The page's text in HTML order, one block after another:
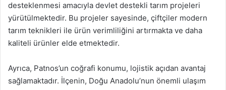
desteklenmesi amacıyla devlet destekli tarım projeleri
yürütülmektedir. Bu projeler sayesinde, çiftçiler modern
tarım teknikleri ile ürün verimliliğini artırmakta ve daha
kaliteli ürünler elde etmektedir.
Ayrıca, Patnos’un coğrafi konumu, lojistik açıdan avantaj
sağlamaktadır. İlçenin, Doğu Anadolu’nun önemli ulaşım